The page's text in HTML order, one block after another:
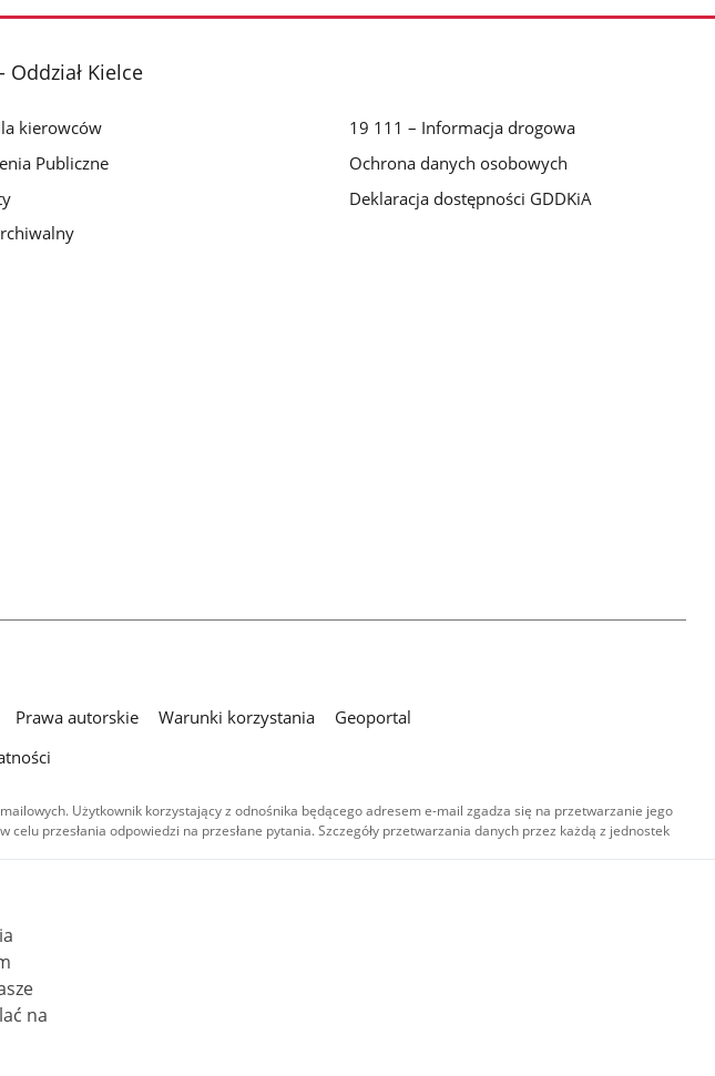
Kielce
kierowców
Publiczne
19 111 – Informacja drogowa
Ochrona danych osobowych
Deklaracja dostępności GDDKiA
Prawa autorskie Warunki korzystania
Geoportal
Użytkownik korzystający z odnośnika będącego adresem e-mail zgadza się na przetwarzanie jego
przesłania odpowiedzi na przesłane pytania. Szczegóły przetwarzania danych przez każdą z jednostek
audiowizualnych), są
- na tych samych
zdjęcia, materiały audio i wideo,
autorstwa użycie niekomercyjne -
stwierdzone inaczej.